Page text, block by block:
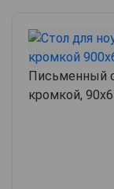
Письменный
кромкой,